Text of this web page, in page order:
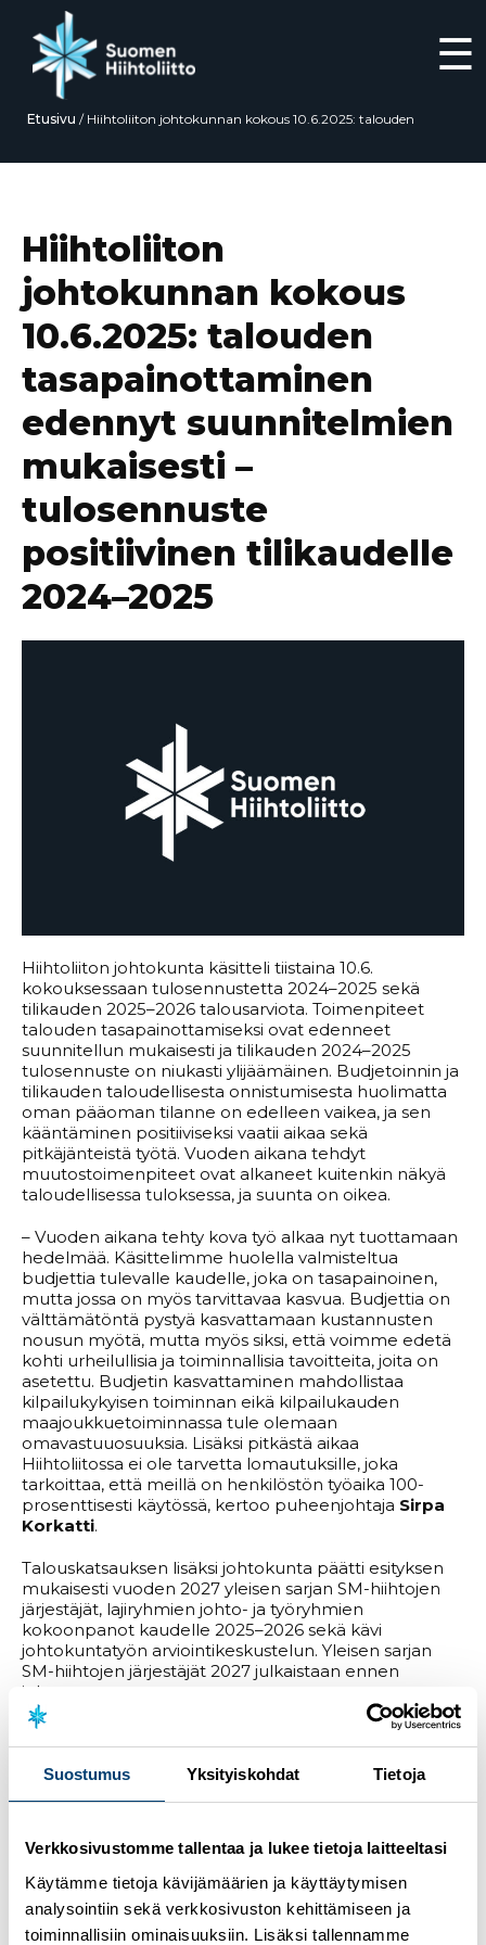
Suostumus Yksityiskohdat Tietoja
Verkkosivustomme tallentaa ja lukee tietoja laitteeltasi
Käytämme tietoja kävijämäärien ja käyttäytymisen
analysointiin sekä verkkosivuston kehittämiseen ja
toiminnallisiin ominaisuuksiin. Lisäksi tallennamme
☰
Etusivu / Hiihtoliiton johtokunnan kokous 10.6.2025: talouden
positiivinen tilikaudelle 2024–2025
Hiihtoliiton
johtokunnan kokous
10.6.2025: talouden
tasapainottaminen
edennyt suunnitelmien
mukaisesti –
tulosennuste
positiivinen tilikaudelle
2024–2025
Hiihtoliiton johtokunta käsitteli tiistaina 10.6.
kokouksessaan tulosennustetta 2024–2025 sekä
tilikauden 2025–2026 talousarviota. Toimenpiteet
talouden tasapainottamiseksi ovat edenneet
suunnitellun mukaisesti ja tilikauden 2024–2025
tulosennuste on niukasti ylijäämäinen. Budjetoinnin ja
tilikauden taloudellisesta onnistumisesta huolimatta
oman pääoman tilanne on edelleen vaikea, ja sen
kääntäminen positiiviseksi vaatii aikaa sekä
pitkäjänteistä työtä. Vuoden aikana tehdyt
muutostoimenpiteet ovat alkaneet kuitenkin näkyä
taloudellisessa tuloksessa, ja suunta on oikea.
– Vuoden aikana tehty kova työ alkaa nyt tuottamaan
hedelmää. Käsittelimme huolella valmisteltua
budjettia tulevalle kaudelle, joka on tasapainoinen,
mutta jossa on myös tarvittavaa kasvua. Budjettia on
välttämätöntä pystyä kasvattamaan kustannusten
nousun myötä, mutta myös siksi, että voimme edetä
kohti urheilullisia ja toiminnallisia tavoitteita, joita on
asetettu. Budjetin kasvattaminen mahdollistaa
kilpailukykyisen toiminnan eikä kilpailukauden
maajoukkuetoiminnassa tule olemaan
omavastuuosuuksia. Lisäksi pitkästä aikaa
Hiihtoliitossa ei ole tarvetta lomautuksille, joka
tarkoittaa, että meillä on henkilöstön työaika 100-
prosenttisesti käytössä, kertoo puheenjohtaja Sirpa
Korkatti.
Talouskatsauksen lisäksi johtokunta päätti esityksen
mukaisesti vuoden 2027 yleisen sarjan SM-hiihtojen
järjestäjät, lajiryhmien johto- ja työryhmien
kokoonpanot kaudelle 2025–2026 sekä kävi
johtokuntatyön arviointikeskustelun. Yleisen sarjan
SM-hiihtojen järjestäjät 2027 julkaistaan ennen
juhannusta.
– Kokouksessa päätettävinä olleet asiat toivat jälleen
esille selkeän muutostarpeen päätöksenteon
prosesseihimme, jotka yltävät sääntötasolle asti.
Päätöksenteon prosessit ja hallintorakenteet on
kävimme johtokuntatyöskentelyn
arviointikeskustelun, jossa nykyistet toimintatavat
arvioitiin hyvin positiivisesti. Luottamus on kunnossa ja
meillä on ollut kykyä tehdä johdonmukaisia sekä
rohkeita päätöksiä. Katseet ovat jo kääntyneet
olympiavuoteen ja siitä eteenpäin uuden strategian